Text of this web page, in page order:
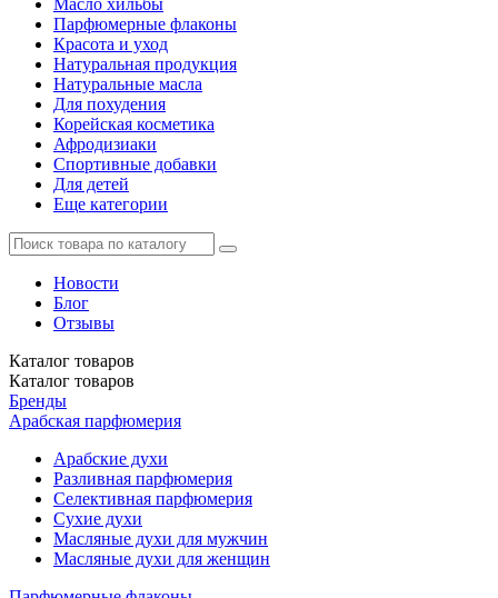
Парфюмерные флаконы
Красота и уход
Натуральная продукция
Натуральные масла
Для похудения
Корейская косметика
Афродизиаки
Спортивные добавки
Для детей
Еще категории
Новости
Блог
Отзывы
Каталог товаров
Каталог товаров
Бренды
Арабская парфюмерия
Арабские духи
Разливная парфюмерия
Селективная парфюмерия
Сухие духи
Масляные духи для мужчин
Масляные духи для женщин